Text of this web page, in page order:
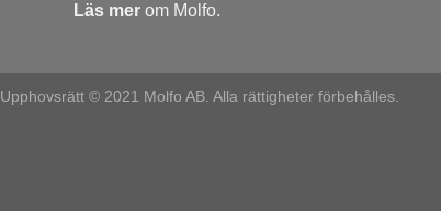
Läs mer om Molfo.
Upphovsrätt © 2021 Molfo AB. Alla rättigheter förbehålles.